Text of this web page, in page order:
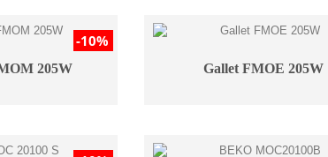
205W
-10%
Gallet FMOE 205W